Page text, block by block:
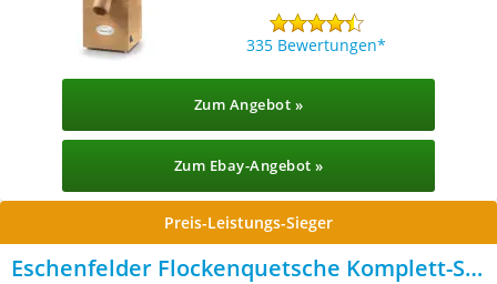
335 Bewertungen
Zum Angebot »
Zum Ebay-Angebot »
Preis-Leistungs-Sieger
Eschenfelder Flockenquetsche Komplett-Set